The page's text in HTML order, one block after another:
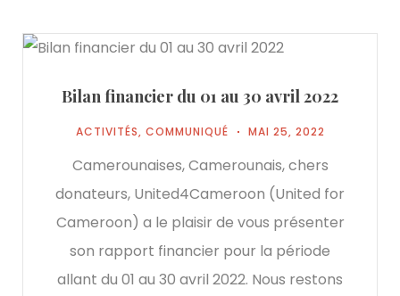
Bilan financier du 01 au 30 avril 2022
ACTIVITÉS, COMMUNIQUÉ MAI 25, 2022
Camerounaises, Camerounais, chers
donateurs, United4Cameroon (United for
Cameroon) a le plaisir de vous présenter
son rapport financier pour la période
allant du 01 au 30 avril 2022. Nous restons